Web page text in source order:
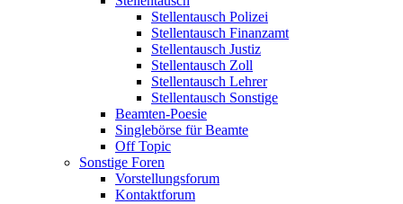
Stellentausch Polizei
Stellentausch Finanzamt
Stellentausch Justiz
Stellentausch Zoll
Stellentausch Lehrer
Stellentausch Sonstige
Beamten-Poesie
Singlebörse für Beamte
Off Topic
Sonstige Foren
Vorstellungsforum
Kontaktforum